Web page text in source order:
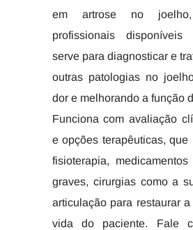
em artrose no
profissionais disponíveis
serve para diagnosticar e
outras patologias no
dor e melhorando a função
Funciona com avaliação
e opções terapêuticas, que
fisioterapia,
graves, cirurgias como a
articulação para restaurar
vida do paciente. Fale